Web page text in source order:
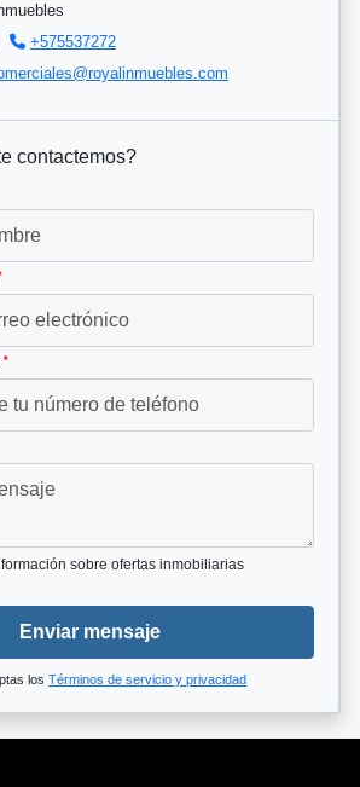
+575537272
contactemos?
*
sobre ofertas inmobiliarias
Enviar mensaje
los Términos de servicio y privacidad